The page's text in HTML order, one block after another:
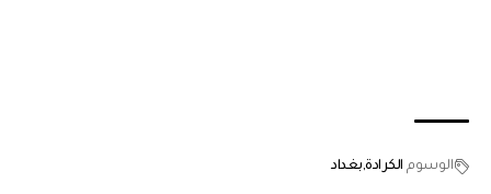
الوسوم الكرادة بغداد